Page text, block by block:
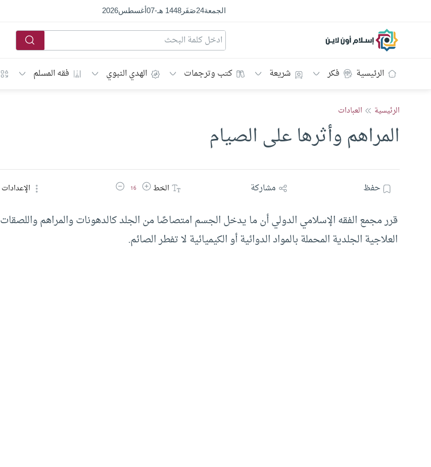
الجمعة24صَفَر1448 هـ -
07أغسطس2026
إسلام أون لاين
الرئيسية فكر شريعة كتب وترجمات الهدي النبوي فقه المسلم
الرئيسية العبادات
المراهم وأثرها على الصيام
حفظ مشاركة الخطزيادة حجم الخط
16 تقليل حجم الخط الإعدادات
قرر مجمع الفقه الإسلامي الدولي أن ما يدخل الجسم امتصاصًا من الجلد كالدهونات والمراهم واللصقات
العلاجية الجلدية المحملة بالمواد الدوائية أو الكيميائية لا تفطر الصائم.